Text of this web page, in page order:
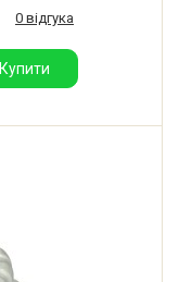
0 відгука
Купити